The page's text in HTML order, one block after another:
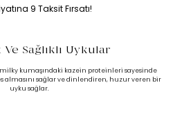
9 Taksit Fırsatı!
Sağlıklı Uykular
kumaşındaki kazein proteinleri sayesinde
sağlar ve dinlendiren, huzur veren bir
uyku sağlar.